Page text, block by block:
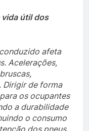
útil dos
afeta
Acelerações,
Dirigir de forma
os ocupantes
a durabilidade
o consumo